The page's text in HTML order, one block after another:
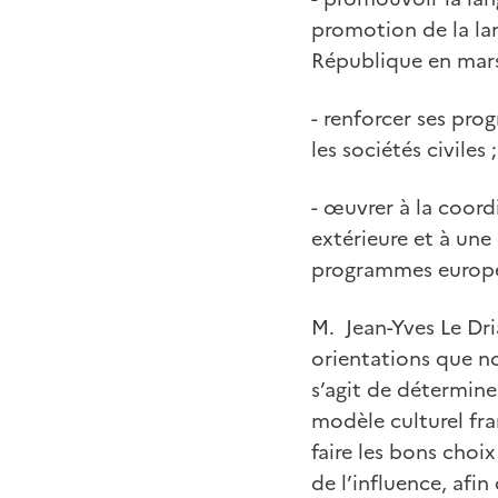
promotion de la
République en
- renforcer ses
les sociétés civiles ;
- œuvrer à la
extérieure et à
programmes
M. Jean-Yves Le
orientations que
s’agit de
modèle culturel
faire les bons
de l’influence,